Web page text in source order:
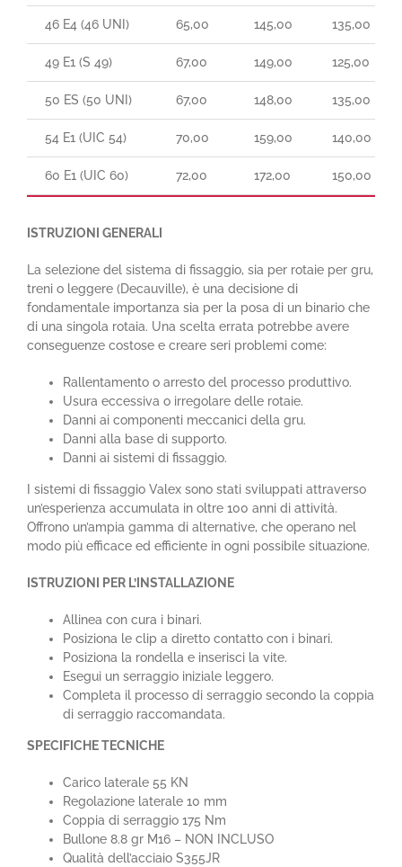
46 E4 (46 UNI) 65,00 145,00 135,00
49 E1 (S 49) 67,00 149,00 125,00
50 ES (50 UNI) 67,00 148,00 135,00
54 E1 (UIC 54) 70,00 159,00 140,00
60 E1 (UIC 60) 72,00 172,00 150,00
ISTRUZIONI GENERALI
La selezione del sistema di fissaggio, sia per rotaie per gru,
treni o leggere (Decauville), è una decisione di
fondamentale importanza sia per la posa di un binario che
di una singola rotaia. Una scelta errata potrebbe avere
conseguenze costose e creare seri problemi come:
Rallentamento o arresto del processo produttivo.
Usura eccessiva o irregolare delle rotaie.
Danni ai componenti meccanici della gru.
Danni alla base di supporto.
Danni ai sistemi di fissaggio.
I sistemi di fissaggio Valex sono stati sviluppati attraverso
un’esperienza accumulata in oltre 100 anni di attività.
Offrono un’ampia gamma di alternative, che operano nel
modo più efficace ed efficiente in ogni possibile situazione.
ISTRUZIONI PER L’INSTALLAZIONE
Allinea con cura i binari.
Posiziona le clip a diretto contatto con i binari.
Posiziona la rondella e inserisci la vite.
Esegui un serraggio iniziale leggero.
Completa il processo di serraggio secondo la coppia
di serraggio raccomandata.
SPECIFICHE TECNICHE
Carico laterale 55 KN
Regolazione laterale 10 mm
Coppia di serraggio 175 Nm
Bullone 8.8 gr M16 – NON INCLUSO
Qualità dell’acciaio S355JR